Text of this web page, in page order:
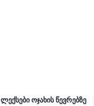
ლექსები ოჯახის წევრებზე